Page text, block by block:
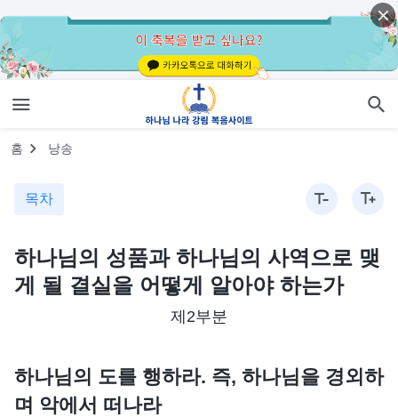
홈 낭송
목차
하나님의 성품과 하나님의 사역으로 맺
게 될 결실을 어떻게 알아야 하는가
제2부분
하나님의 도를 행하라. 즉, 하나님을 경외하
며 악에서 떠나라